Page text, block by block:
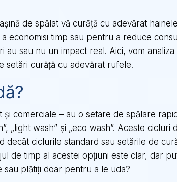
de spălat vă curăță cu adevărat
economisi timp sau pentru a reduce
au sau nu un impact real. Aici, vom analiza
setări curăță cu adevărat rufele.
comerciale – au o setare de spălare
„light wash” și „eco wash”. Aceste cicluri
decât ciclurile standard sau setările de
de timp al acestei opțiuni este clar, dar
plătiți doar pentru a le uda?